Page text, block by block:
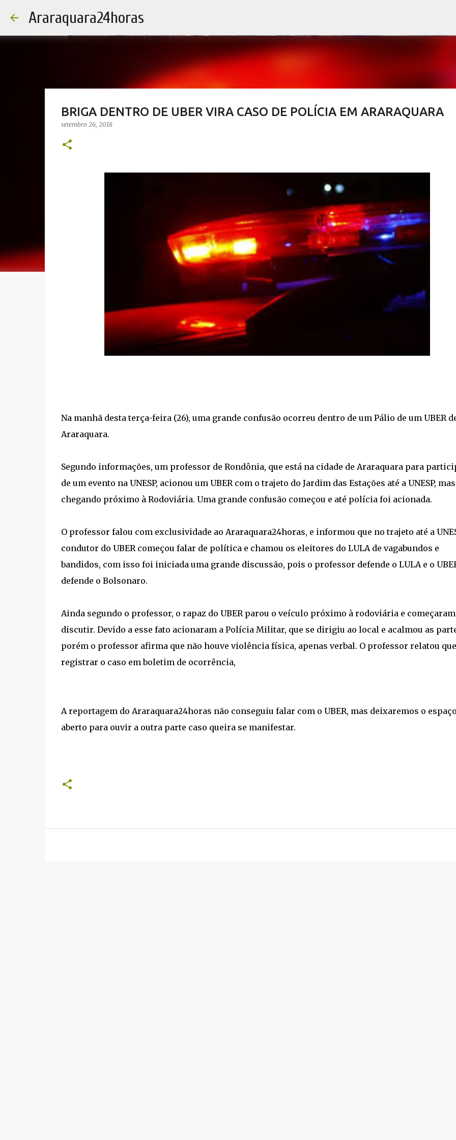
Araraquara24horas
BRIGA DENTRO DE UBER VIRA CASO DE POLÍCIA EM ARARAQUARA
setembro 26, 2018
Na manhã desta terça-feira (26), uma grande confusão ocorreu dentro de um Pálio de um UBER
Araraquara.
Segundo informações, um professor de Rondônia, que está na cidade de Araraquara para
de um evento na UNESP, acionou um UBER com o trajeto do Jardim das Estações até a UNESP, mas
chegando próximo à Rodoviária. Uma grande confusão começou e até polícia foi acionada.
O professor falou com exclusividade ao Araraquara24horas, e informou que no trajeto até a
condutor do UBER começou falar de política e chamou os eleitores do LULA de vagabundos e
bandidos, com isso foi iniciada uma grande discussão, pois o professor defende o LULA e o
defende o Bolsonaro.
Ainda segundo o professor, o rapaz do UBER parou o veículo próximo à rodoviária e começaram
discutir. Devido a esse fato acionaram a Polícia Militar, que se dirigiu ao local e acalmou as
porém o professor afirma que não houve violência física, apenas verbal. O professor relatou
registrar o caso em boletim de ocorrência,
A reportagem do Araraquara24horas não conseguiu falar com o UBER, mas deixaremos o espaço
aberto para ouvir a outra parte caso queira se manifestar.